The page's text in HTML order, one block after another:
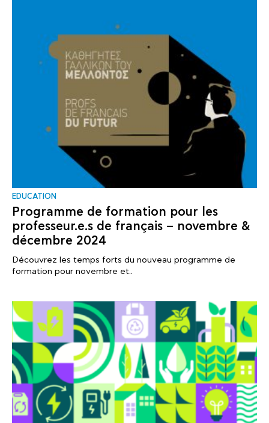
EDUCATION
Programme de formation pour les
professeur.e.s de français – novembre &
décembre 2024
Découvrez les temps forts du nouveau programme de
formation pour novembre et..